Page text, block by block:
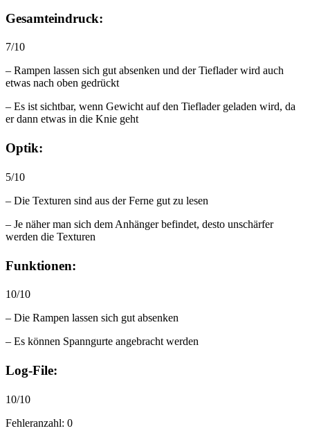
Gesamteindruck:
7/10
– Rampen lassen sich gut absenken und der Tieflader wird auch
etwas nach oben gedrückt
– Es ist sichtbar, wenn Gewicht auf den Tieflader geladen wird, da
er dann etwas in die Knie geht
Optik:
5/10
– Die Texturen sind aus der Ferne gut zu lesen
– Je näher man sich dem Anhänger befindet, desto unschärfer
werden die Texturen
Funktionen:
10/10
– Die Rampen lassen sich gut absenken
– Es können Spanngurte angebracht werden
Log-File:
10/10
Fehleranzahl: 0